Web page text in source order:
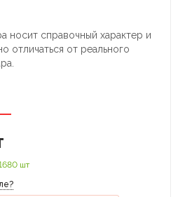
носит справочный характер и
отличаться от реального
шт